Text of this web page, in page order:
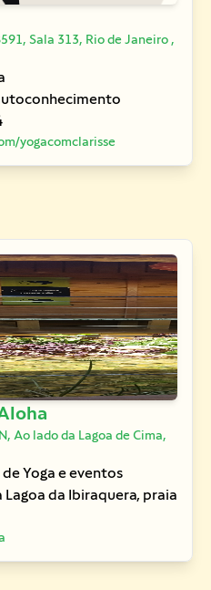
Sala 313, Rio de Janeiro ,
yogacomclarisse
Ao lado da Lagoa de Cima,
Yoga e eventos
da Ibiraquera, praia